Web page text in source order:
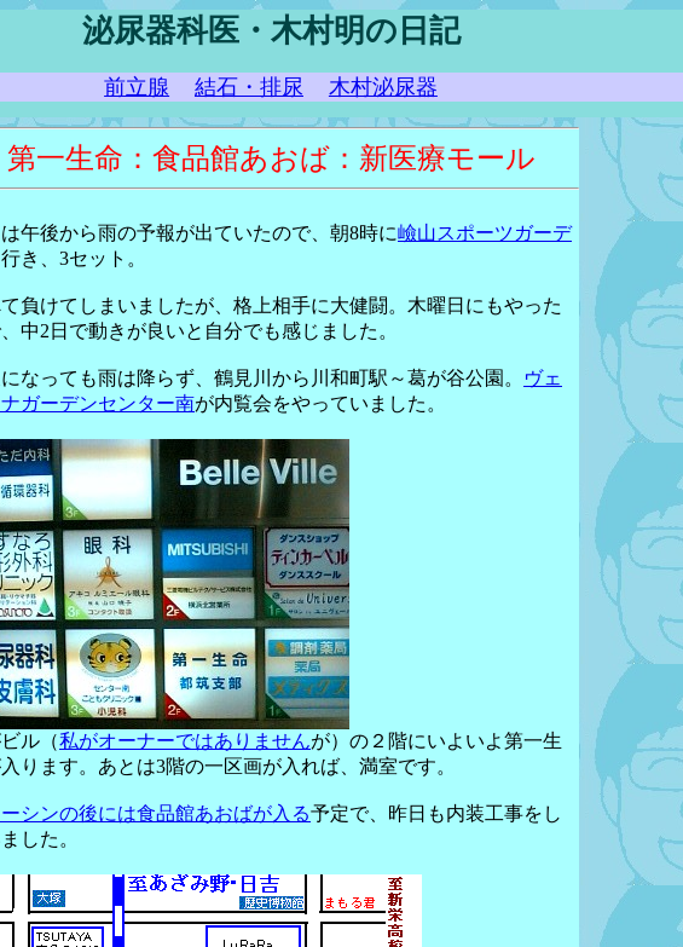
泌尿器科医・木村明の日記
前立腺 結石・排尿 木村泌尿器
第一生命：食品館あおば：新医療モール
午後から雨の予報が出ていたので、朝8時に嶮山スポーツガーデ
き、3セット。
負けてしまいましたが、格上相手に大健闘。木曜日にもやった
中2日で動きが良いと自分でも感じました。
なっても雨は降らず、鶴見川から川和町駅～葛が谷公園。
ヴェ
ガーデンセンター南が内覧会をやっていました。
ル（私がオーナーではありませんが）の２階にいよいよ第一生
ります。あとは3階の一区画が入れば、満室です。
シンの後には食品館あおばが入る予定で、昨日も内装工事をし
した。